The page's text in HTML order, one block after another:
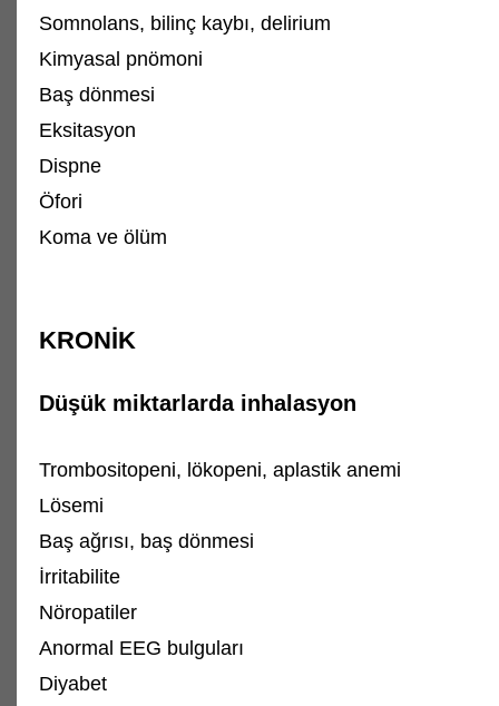
Somnolans, bilinç kaybı, delirium
Kimyasal pnömoni
Baş dönmesi
Eksitasyon
Dispne
Öfori
Koma ve ölüm
KRONİK
Düşük miktarlarda inhalasyon
Trombositopeni, lökopeni, aplastik anemi
Lösemi
Baş ağrısı, baş dönmesi
İrritabilite
Nöropatiler
Anormal EEG bulguları
Diyabet